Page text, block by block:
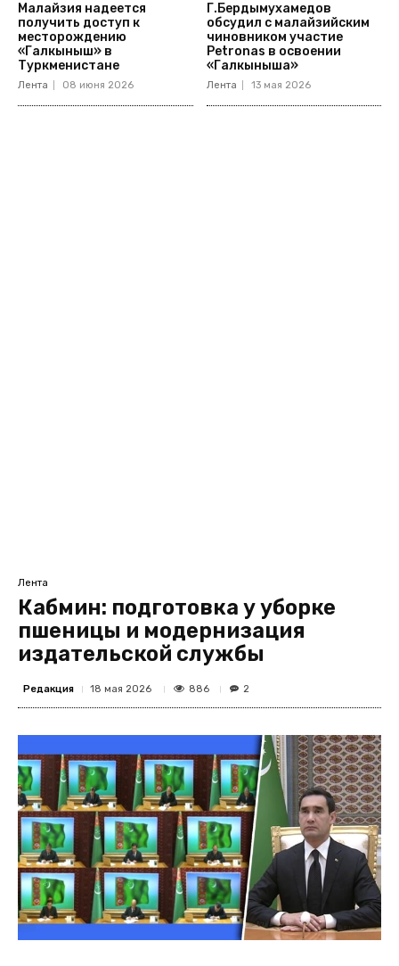
Малайзия надеется
получить доступ к
месторождению
«Галкыныш» в
Туркменистане
Лента 08 июня 2026
Г.Бердымухамедов
обсудил с малайзийским
чиновником участие
Petronas в освоении
«Галкыныша»
Лента 13 мая 2026